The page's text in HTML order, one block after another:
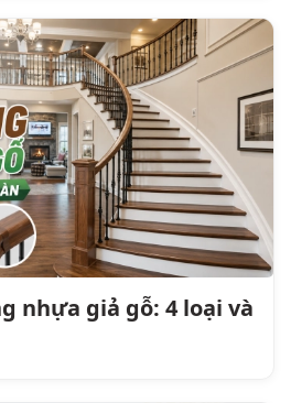
nhựa giả gỗ: 4 loại và